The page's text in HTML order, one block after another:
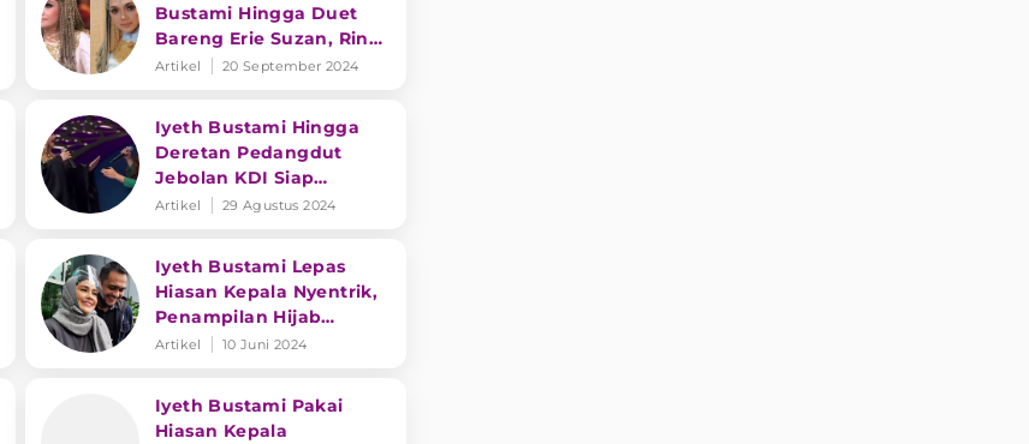
Bustami Hingga Duet
Bareng Erie Suzan, Rina
Nose: Iyeh Bus Damri
Artikel 20 September 2024
Iyeth Bustami Hingga
Deretan Pedangdut
Jebolan KDI Siap
Guncangkan Road To
Artikel 29 Agustus 2024
Iyeth Bustami Lepas
Hiasan Kepala Nyentrik,
Penampilan Hijab
Konvensional Tuai
Artikel 10 Juni 2024
Iyeth Bustami Pakai
Hiasan Kepala